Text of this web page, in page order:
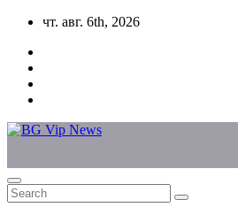
Skip
content
чт. авг. 6th, 2026